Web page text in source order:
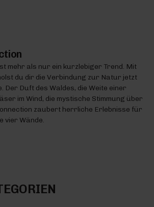
mehr als nur ein kurzlebiger Trend. Mit
du dir die Verbindung zur Natur jetzt
Der Duft des Waldes, die Weite einer
im Wind, die mystische Stimmung über
zaubert herrliche Erlebnisse für
vier Wände.